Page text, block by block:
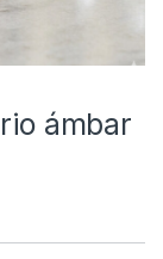
ámbar